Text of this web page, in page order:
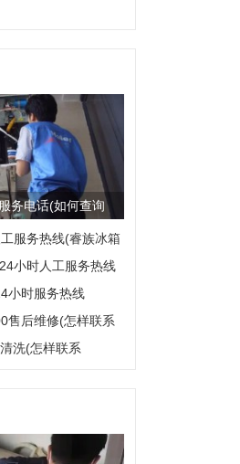
务电话(如何查询
务电...
服务热线(睿族冰箱
小时人工服务热线
小时服务热线
售后维修(怎样联系
洗(怎样联系